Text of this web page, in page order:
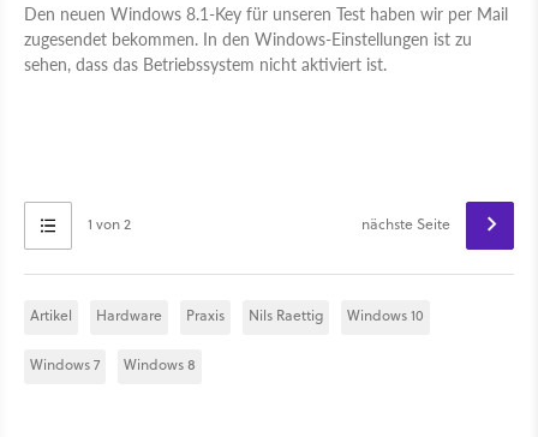
Den neuen Windows 8.1-Key für unseren Test haben wir per Mail
zugesendet bekommen. In den Windows-Einstellungen ist zu
sehen, dass das Betriebssystem nicht aktiviert ist.
1 von 2 nächste Seite
Artikel Hardware Praxis Nils Raettig Windows 10
Windows 7 Windows 8